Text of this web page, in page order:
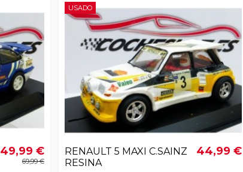
49,99 €
69,99 €
USADO
RENAULT 5 MAXI C.SAINZ
RESINA
44,99 €